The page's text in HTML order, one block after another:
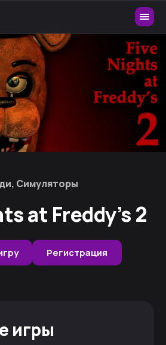
Симуляторы
at Freddy’s 2
Регистрация
игры